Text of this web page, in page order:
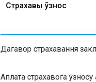
Страхавы ўзнос
Дагавор страхавання
Аплата страхавога